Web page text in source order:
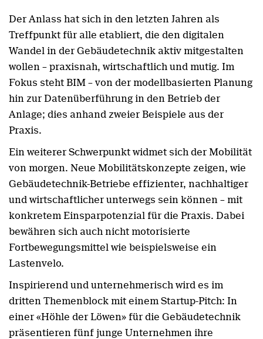
Der Anlass hat sich in den letzten Jahren als
Treffpunkt für alle etabliert, die den digitalen
Wandel in der Gebäudetechnik aktiv mitgestalten
wollen – praxisnah, wirtschaftlich und mutig. Im
Fokus steht BIM – von der modellbasierten Planung
hin zur Datenüberführung in den Betrieb der
Anlage; dies anhand zweier Beispiele aus der
Praxis.
Ein weiterer Schwerpunkt widmet sich der Mobilität
von morgen. Neue Mobilitätskonzepte zeigen, wie
Gebäudetechnik-Betriebe effizienter, nachhaltiger
und wirtschaftlicher unterwegs sein können – mit
konkretem Einsparpotenzial für die Praxis. Dabei
bewähren sich auch nicht motorisierte
Fortbewegungsmittel wie beispielsweise ein
Lastenvelo.
Inspirierend und unternehmerisch wird es im
dritten Themenblock mit einem Startup-Pitch: In
einer «Höhle der Löwen» für die Gebäudetechnik
präsentieren fünf junge Unternehmen ihre